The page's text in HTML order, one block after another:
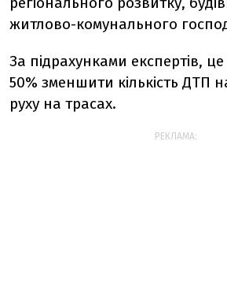
житлово-комунального
За підрахунками експертів,
50% зменшити кількість ДТП
руху на трасах.
РЕКЛАМА: